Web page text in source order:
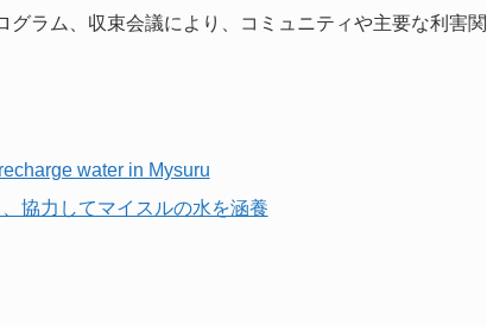
ラム、収束会議により、コミュニティや主要な利害関
water in Mysuru
協力してマイスルの水を涵養